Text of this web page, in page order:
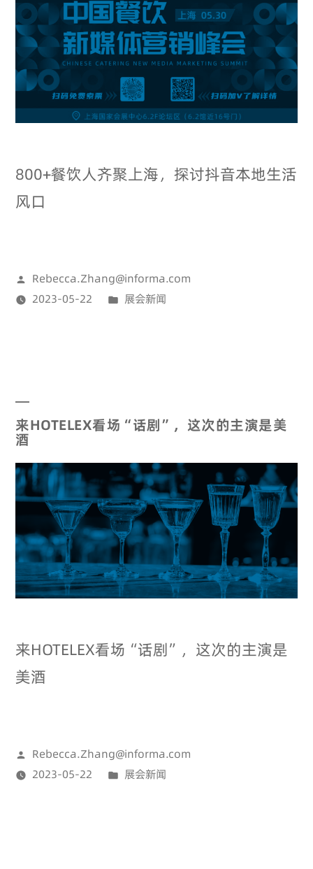
800+餐饮人齐聚上海，探讨抖音本地生活
风口
Rebecca.Zhang@informa.com
2023-05-22
展会新闻
来HOTELEX看场“话剧”，这次的主演是美
酒
来HOTELEX看场“话剧”，这次的主演是
美酒
Rebecca.Zhang@informa.com
2023-05-22
展会新闻